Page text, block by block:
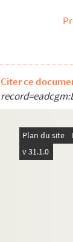
Citer ce
Plan du site
v 31.1.0